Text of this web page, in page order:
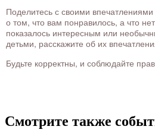
Поделитесь с своими
о том, что вам понравилось, а что
показалось интересным или
детьми, расскажите об их
Будьте корректны, и соблюдайте
Смотрите также